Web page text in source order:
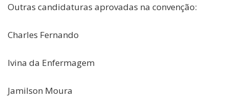
Outras candidaturas aprovadas na convenção:
Charles Fernando
Ivina da Enfermagem
Jamilson Moura